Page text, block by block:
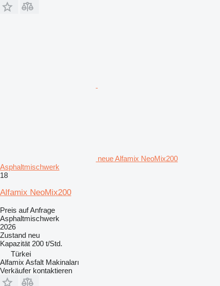
neue Alfamix NeoMix200
Asphaltmischwerk
18
Alfamix NeoMix200
Preis auf Anfrage
Asphaltmischwerk
2026
Zustand neu
Kapazität 200 t/Std.
Türkei
Alfamix Asfalt Makinaları
Verkäufer kontaktieren